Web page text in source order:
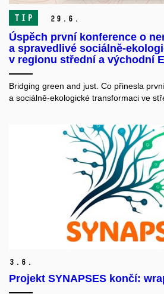
TIP 29. 6.
Úspěch první konference o
a spravedlivé sociálně-
v regionu střední a východní
Bridging green and just. Co přinesla
a sociálně-ekologické transformaci ve
3. 6.
Projekt SYNAPSES končí: